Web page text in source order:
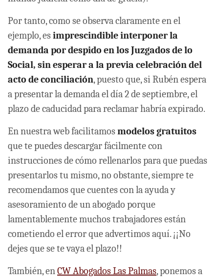
Por tanto, como se observa claramente en el
ejemplo, esimprescindible interponer la
demanda por despido en los Juzgados de lo
Social, sin esperar a la previa celebración del
acto de conciliación, puesto que, si Rubén espera
a presentar la demanda el día 2 de septiembre, el
plazo de caducidad para reclamar habría expirado.
En nuestra web facilitamosmodelos gratuitos
que te puedes descargar fácilmente con
instrucciones de cómo rellenarlos para que puedas
presentarlos tu mismo, no obstante, siempre te
recomendamos que cuentes con la ayuda y
asesoramiento de un abogado porque
lamentablemente muchos trabajadores están
cometiendo el error que advertimos aquí. ¡¡No
dejes que se te vaya el plazo!!
También, enCW Abogados Las Palmas, ponemos a